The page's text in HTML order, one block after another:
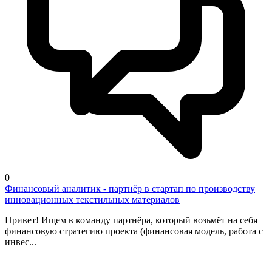
0
Финансовый аналитик - партнёр в стартап по производству
инновационных текстильных материалов
Привет! Ищем в команду партнёра, который возьмёт на себя
финансовую стратегию проекта (финансовая модель, работа с
инвес...